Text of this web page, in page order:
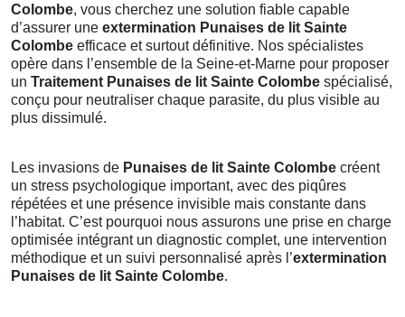
Colombe, vous cherchez une solution fiable capable
d’assurer une extermination Punaises de lit Sainte
Colombe efficace et surtout définitive. Nos spécialistes
opère dans l’ensemble de la Seine-et-Marne pour proposer
un Traitement Punaises de lit Sainte Colombe spécialisé,
conçu pour neutraliser chaque parasite, du plus visible au
plus dissimulé.
Les invasions de Punaises de lit Sainte Colombe créent
un stress psychologique important, avec des piqûres
répétées et une présence invisible mais constante dans
l’habitat. C’est pourquoi nous assurons une prise en charge
optimisée intégrant un diagnostic complet, une intervention
méthodique et un suivi personnalisé après l’extermination
Punaises de lit Sainte Colombe.